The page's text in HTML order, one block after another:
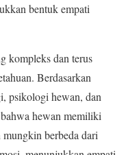
bentuk empati
kompleks dan terus
Berdasarkan
psikologi hewan, dan
hewan memiliki
berbeda dari